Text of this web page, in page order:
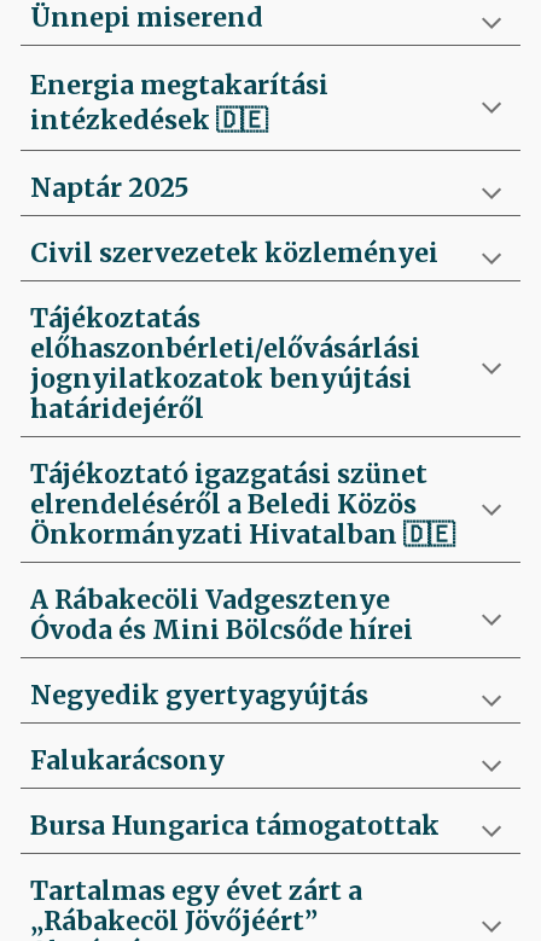
Ünnepi miserend
Energia megtakarítási
intézkedések🇩🇪
Naptár 2025
Civil szervezetek közleményei
Tájékoztatás
előhaszonbérleti/elővásárlási
jognyilatkozatok benyújtási
határidejéről
Tájékoztató igazgatási szünet
elrendeléséről a Beledi Közös
Önkormányzati Hivatalban🇩🇪
A Rábakecöli Vadgesztenye
Óvoda és Mini Bölcsőde hírei
Negyedik gyertyagyújtás
Falukarácsony
Bursa Hungarica támogatottak
Tartalmas egy évet zárt a
„Rábakecöl Jövőjéért”